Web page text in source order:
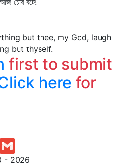
চোর বটে!
but thee, my God, laugh
but thyself.
first to submit
here for
- 2026